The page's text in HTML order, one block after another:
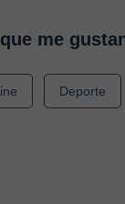
me
Deporte